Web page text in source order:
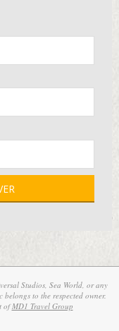
Studios, Sea World, or any
to the respected owner.
ofMD1 Travel Group